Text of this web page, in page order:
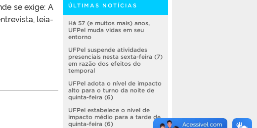
se exige: A
leia-
ÚLTIMAS NOTÍCIAS
Há 57 (e muitos mais) anos,
UFPel muda vidas em seu
entorno
UFPel suspende atividades
presenciais nesta sexta-feira (7)
em razão dos efeitos do
temporal
UFPel adota o nível de impacto
alto para o turno da noite de
quinta-feira (6)
UFPel estabelece o nível de
impacto médio para a tarde de
quinta-feira (6)